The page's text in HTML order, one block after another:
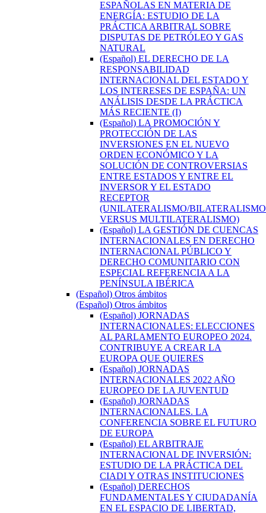
ESPAÑOLAS EN MATERIA DE
ENERGÍA: ESTUDIO DE LA
PRÁCTICA ARBITRAL SOBRE
DISPUTAS DE PETRÓLEO Y GAS
NATURAL
(Español) EL DERECHO DE LA
RESPONSABILIDAD
INTERNACIONAL DEL ESTADO Y
LOS INTERESES DE ESPAÑA: UN
ANÁLISIS DESDE LA PRÁCTICA
MÁS RECIENTE (I)
(Español) LA PROMOCIÓN Y
PROTECCIÓN DE LAS
INVERSIONES EN EL NUEVO
ORDEN ECONÓMICO Y LA
SOLUCIÓN DE CONTROVERSIAS
ENTRE ESTADOS Y ENTRE EL
INVERSOR Y EL ESTADO
RECEPTOR
(UNILATERALISMO/BILATERALISMO
VERSUS MULTILATERALISMO)
(Español) LA GESTIÓN DE CUENCAS
INTERNACIONALES EN DERECHO
INTERNACIONAL PÚBLICO Y
DERECHO COMUNITARIO CON
ESPECIAL REFERENCIA A LA
PENÍNSULA IBÉRICA
(Español) Otros ámbitos
(Español) Otros ámbitos
(Español) JORNADAS
INTERNACIONALES: ELECCIONES
AL PARLAMENTO EUROPEO 2024.
CONTRIBUYE A CREAR LA
EUROPA QUE QUIERES
(Español) JORNADAS
INTERNACIONALES 2022 AÑO
EUROPEO DE LA JUVENTUD
(Español) JORNADAS
INTERNACIONALES. LA
CONFERENCIA SOBRE EL FUTURO
DE EUROPA
(Español) EL ARBITRAJE
INTERNACIONAL DE INVERSIÓN:
ESTUDIO DE LA PRÁCTICA DEL
CIADI Y OTRAS INSTITUCIONES
(Español) DERECHOS
FUNDAMENTALES Y CIUDADANÍA
EN EL ESPACIO DE LIBERTAD,